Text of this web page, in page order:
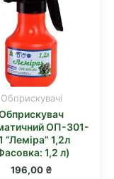
Обприскувачі
ОП-301-
“Лемiра” 1,2л
1,2 л)
196,00 ₴